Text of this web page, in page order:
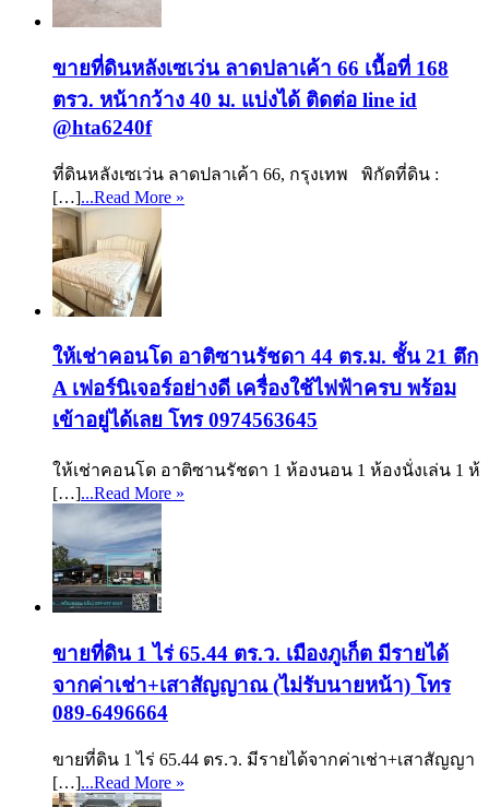
ขายที่ดินหลังเซเว่น ลาดปลาเค้า 66 เนื้อที่ 168
ตรว. หน้ากว้าง 40 ม. แบ่งได้ ติดต่อ line id
@hta6240f
ที่ดินหลังเซเว่น ลาดปลาเค้า 66, กรุงเทพ พิกัดที่ดิน :
[…]...Read More »
ให้เช่าคอนโด อาติซานรัชดา 44 ตร.ม. ชั้น 21 ตึก
A เฟอร์นิเจอร์อย่างดี เครื่องใช้ไฟฟ้าครบ พร้อม
เข้าอยู่ได้เลย โทร 0974563645
ให้เช่าคอนโด อาติซานรัชดา 1 ห้องนอน 1 ห้องนั่งเล่น 1 ห้
[…]...Read More »
ขายที่ดิน 1 ไร่ 65.44 ตร.ว. เมืองภูเก็ต มีรายได้
จากค่าเช่า+เสาสัญญาณ (ไม่รับนายหน้า) โทร
089-6496664
ขายที่ดิน 1 ไร่ 65.44 ตร.ว. มีรายได้จากค่าเช่า+เสาสัญญา
[…]...Read More »